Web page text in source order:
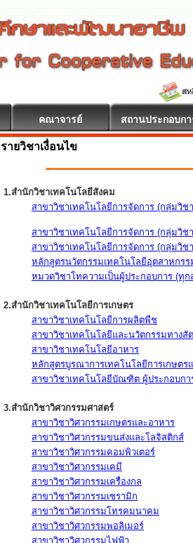
คณาจารย์ สถานประกอบกา
รายวิชาเงื่อนไข
1.สำนักวิชาเทคโนโลยีสังคม
สาขาวิชาเทคโนโลยีการจัดการ (กลุ่มวิช
สาขาวิชาเทคโนโลยีการจัดการ (กลุ่มวิช
สาขาวิชาเทคโนโลยีการจัดการ (กลุ่มวิช
หลักสูตรนวัตกรรมเทคโนโลยีอุตสาหกร
หมวดวิชาโทความเป็นผู้ประกอบการ (ทุก
2.สำนักวิชาเทคโนโลยีการเกษตร
สาขาวิชาเทคโนโลยีการผลิตพืช
สาขาวิชาเทคโนโลยีและนวัตกรรมทางสั
สาขาวิชาเทคโนโลยีอาหาร
หลักสูตรบูรณาการเทคโนโลยีการเกษต
สาขาวิชาเทคโนโลยีบัณฑิต ผู้ประกอบกา
3.สำนักวิชาวิศวกรรมศาสตร์
สาขาวิชาวิศวกรรมเกษตรและอาหาร
สาขาวิชาวิศวกรรมขนส่งและโลจิสติกส์
สาขาวิชาวิศวกรรมคอมพิวเตอร์
สาขาวิชาวิศวกรรมเคมี
สาขาวิชาวิศวกรรมเครื่องกล
สาขาวิชาวิศวกรรมเซรามิก
สาขาวิชาวิศวกรรมโทรคมนาคม
สาขาวิชาวิศวกรรมพอลิเมอร์
สาขาวิชาวิศวกรรมไฟฟ้า